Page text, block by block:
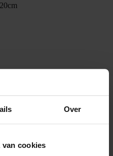
Over
van cookies